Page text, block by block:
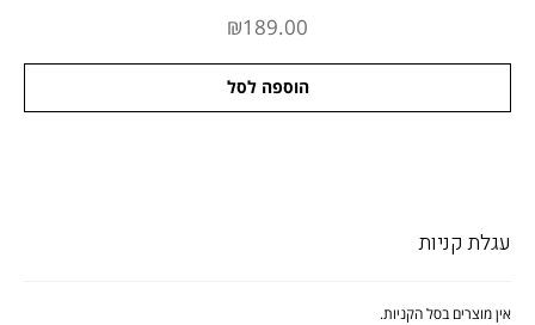
₪189.00
הוספה לסל
עגלת קניות
אין מוצרים בסל הקניות.